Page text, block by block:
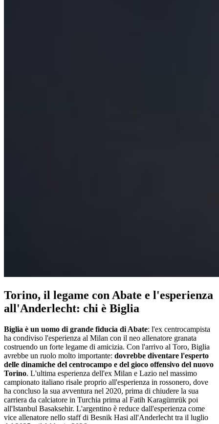
Torino, il legame con Abate e l'esperienza
all'Anderlecht: chi è Biglia
Biglia è un uomo di grande fidu­cia di Abate: l'ex centrocampista
ha condiviso l'esperienza al Milan con il neo allenatore granata
costruendo un forte legame di amicizia. Con l'arrivo al Toro, Biglia
avrebbe un ruolo molto importante: dovrebbe diventare l'esperto
delle dina­mi­che del cen­tro­campo e del gioco offen­sivo del nuovo
Torino. L'ultima esperienza dell'ex Milan e Lazio nel massimo
campionato italiano risale proprio all'esperienza in rossonero, dove
ha concluso la sua avventura nel 2020, prima di chiudere la sua
carriera da calciatore in Turchia prima al Fatih Karagümrük poi
all'Istanbul Basaksehir. L'argentino è reduce dall'esperienza come
vice allenatore nello staff di Besnik Hasi all'Anderlecht tra il luglio